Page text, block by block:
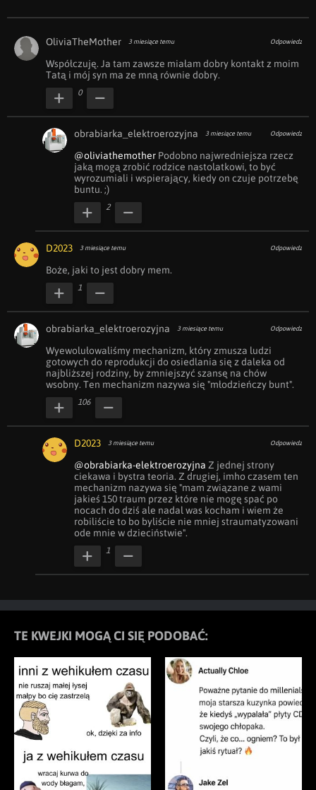
OliviaTheMother 3 miesiące temu Odpowiedz
Współczuję. Ja tam zawsze miałam dobry kontakt z moim
Tatą i mój syn ma ze mną równie dobry.
0
obrabiarka_elektroerozyjna 3 miesiące temu Odpowiedz
@oliviathemother Podobno najwredniejsza rzecz
jaką mogą zrobić rodzice nastolatkowi, to być
wyrozumiali i wspierający, kiedy on czuje potrzebę
buntu. ;)
2
D2023 3 miesiące temu Odpowiedz
Boże, jaki to jest dobry mem.
1
obrabiarka_elektroerozyjna 3 miesiące temu Odpowiedz
Wyewolułowaliśmy mechanizm, który zmusza ludzi
gotowych do reprodukcji do osiedlania się z daleka od
najbliższej rodziny, by zmniejszyć szansę na chów
wsobny. Ten mechanizm nazywa się "młodzieńczy bunt".
106
D2023 3 miesiące temu Odpowiedz
@obrabiarka-elektroerozyjna Z jednej strony
ciekawa i bystra teoria. Z drugiej, imho czasem ten
mechanizm nazywa się "mam związane z wami
jakieś 150 traum przez które nie mogę spać po
nocach do dziś ale nadal was kocham i wiem że
robiliście to bo byliście nie mniej straumatyzowani
ode mnie w dzieciństwie".
1
TE KWEJKI MOGĄ CI SIĘ PODOBAĆ: